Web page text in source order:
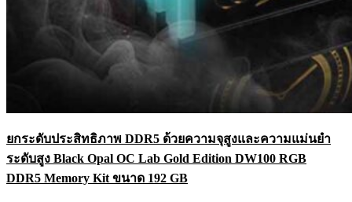
ยกระดับประสิทธิภาพ DDR5 ด้วยความจุสูงและความแม่นยำ
ระดับสูง Black Opal OC Lab Gold Edition DW100 RGB
DDR5 Memory Kit ขนาด 192 GB